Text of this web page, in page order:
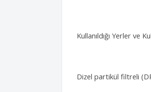
Kullanıldığı Yerler ve
Dizel partikül filtreli